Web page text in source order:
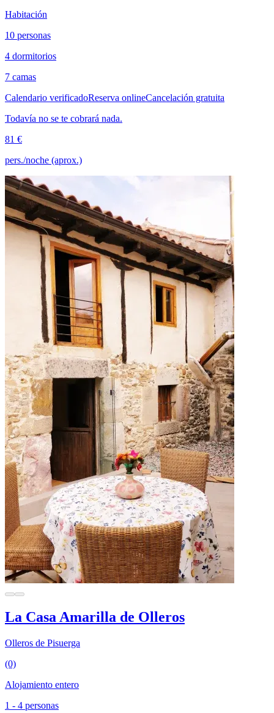
Habitación
10 personas
4 dormitorios
7 camas
Calendario verificadoReserva onlineCancelación gratuita
Todavía no se te cobrará nada.
81 €
pers./noche (aprox.)
La Casa Amarilla de Olleros
Olleros de Pisuerga
(0)
Alojamiento entero
1 - 4 personas